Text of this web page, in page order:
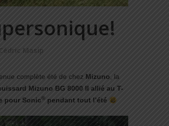
Masip
complète été de chez Mizuno, la
Mizuno BG 8000 II allié au T-
pour Sonic®pendant tout l’été